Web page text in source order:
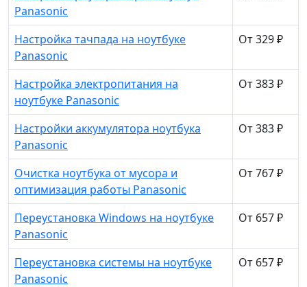
Panasonic
Настройка тачпада на ноутбуке
Panasonic
От 329 ₽
Настройка электропитания на
ноутбуке Panasonic
От 383 ₽
Настройки аккумулятора ноутбука
Panasonic
От 383 ₽
Очистка ноутбука от мусора и
оптимизация работы Panasonic
От 767 ₽
Переустановка Windows на ноутбуке
Panasonic
От 657 ₽
Переустановка системы на ноутбуке
Panasonic
От 657 ₽